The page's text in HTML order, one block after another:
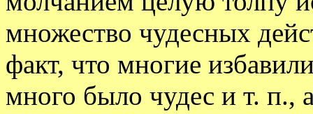
множество чудесных
факт, что многие
много было чудес и т. п.,